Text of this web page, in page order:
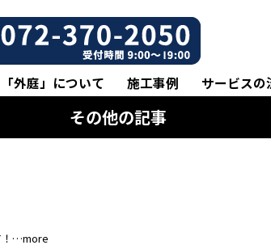
「外庭」について 施工事例 サービスの
その他の記事
！…more